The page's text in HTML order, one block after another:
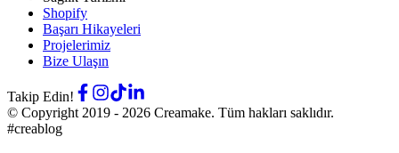
Shopify
Başarı Hikayeleri
Projelerimiz
Bize Ulaşın
Takip Edin!
© Copyright 2019 - 2026 Creamake. Tüm hakları saklıdır.
#creablog